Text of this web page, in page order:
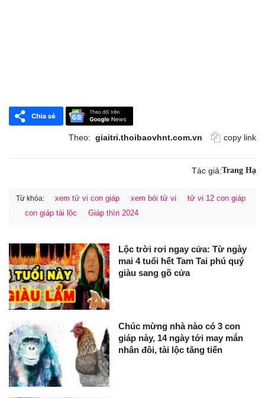
Theo: giaitri.thoibaovhnt.com.vn copy link
Tác giả:Trang Hạ
Từ khóa: xem tử vi con giáp xem bói tử vi
tử vi 12 con giáp
con giáp tài lộc
Giáp thìn 2024
Lộc trời rơi ngay cửa: Từ ngày
mai 4 tuổi hết Tam Tai phú quý
giàu sang gõ cửa
Chúc mừng nhà nào có 3 con
giáp này, 14 ngày tới may mắn
nhân đôi, tài lộc tăng tiến